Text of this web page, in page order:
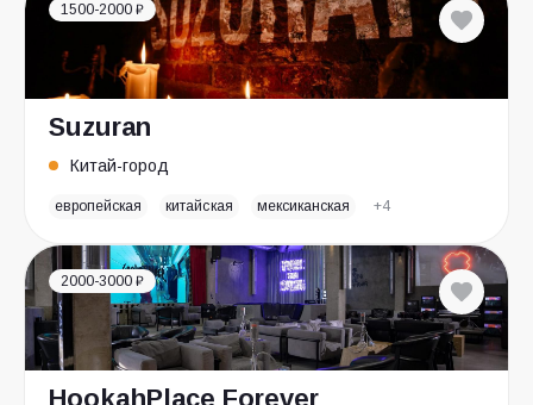
1500-2000 ₽
Suzuran
Китай-город
европейская китайская мексиканская +4
2000-3000 ₽
HookahPlace Forever